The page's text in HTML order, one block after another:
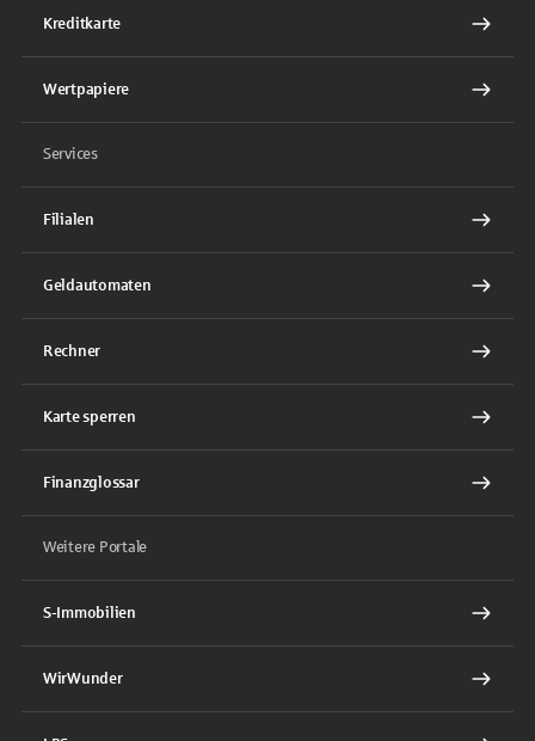
Kreditkarte
Wertpapiere
Services
Filialen
Geldautomaten
Rechner
Karte sperren
Finanzglossar
Weitere Portale
S-Immobilien
WirWunder